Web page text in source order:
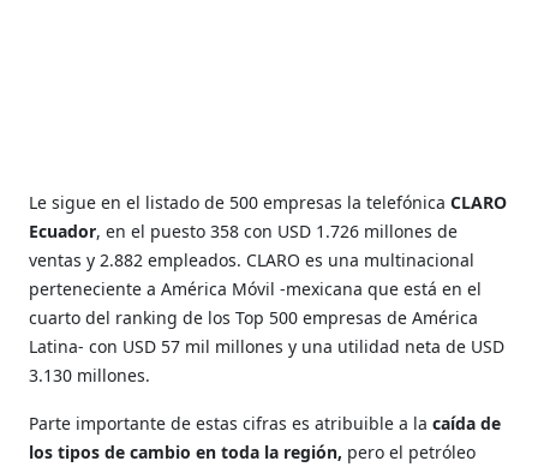
Le sigue en el listado de 500 empresas la telefónicaCLARO
Ecuador, en el puesto 358 con USD 1.726 millones de
ventas y 2.882 empleados. CLARO es una multinacional
perteneciente a América Móvil -mexicana que está en el
cuarto del ranking de los Top 500 empresas de América
Latina- con USD 57 mil millones y una utilidad neta de USD
3.130 millones.
Parte importante de estas cifras es atribuible a lacaída de
los tipos de cambio en toda la región, pero el petróleo